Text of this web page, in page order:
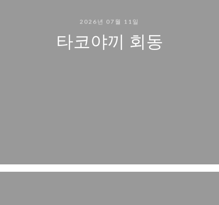
2026년 07월 11일
타코야끼 회동